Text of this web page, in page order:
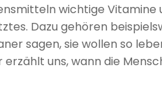
wichtige Vitamine
Dazu gehören
sagen, sie wollen so
uns, wann die